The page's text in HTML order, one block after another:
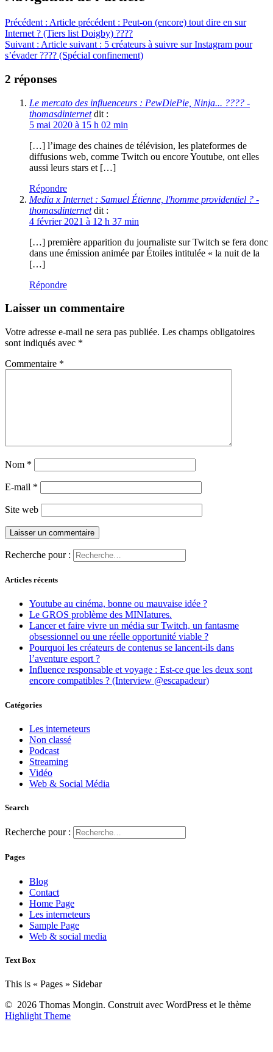
Précédent : Article précédent : Peut-on (encore) tout dire en sur
Internet ? (Tiers list Doigby) ????
Suivant : Article suivant : 5 créateurs à suivre sur Instagram pour
s’évader ???? (Spécial confinement)
2 réponses
Le mercato des influenceurs : PewDiePie, Ninja... ???? -
thomasdinternet dit :
5 mai 2020 à 15 h 02 min
[…] l’image des chaines de télévision, les plateformes de
diffusions web, comme Twitch ou encore Youtube, ont elles
aussi leurs stars et […]
Répondre
Media x Internet : Samuel Étienne, l'homme providentiel ? -
thomasdinternet dit :
4 février 2021 à 12 h 37 min
[…] première apparition du journaliste sur Twitch se fera donc
dans une émission animée par Étoiles intitulée « la nuit de la
[…]
Répondre
Laisser un commentaire
Votre adresse e-mail ne sera pas publiée. Les champs obligatoires
sont indiqués avec *
Commentaire *
Nom *
E-mail *
Site web
Recherche pour :
Articles récents
Youtube au cinéma, bonne ou mauvaise idée ?
Le GROS problème des MINIatures.
Lancer et faire vivre un média sur Twitch, un fantasme
obsessionnel ou une réelle opportunité viable ?
Pourquoi les créateurs de contenus se lancent-ils dans
l’aventure esport ?
Influence responsable et voyage : Est-ce que les deux sont
encore compatibles ? (Interview @escapadeur)
Catégories
Les interneteurs
Non classé
Podcast
Streaming
Vidéo
Web & Social Média
Search
Recherche pour :
Pages
Blog
Contact
Home Page
Les interneteurs
Sample Page
Web & social media
Text Box
This is « Pages » Sidebar
© 2026 Thomas Mongin. Construit avec WordPress et le thème
Highlight Theme